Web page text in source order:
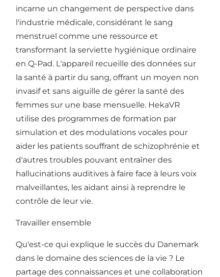
incarne un changement de perspective dans
l'industrie médicale, considérant le sang
menstruel comme une ressource et
transformant la serviette hygiénique ordinaire
en Q-Pad. L'appareil recueille des données sur
la santé à partir du sang, offrant un moyen non
invasif et sans aiguille de gérer la santé des
femmes sur une base mensuelle. HekaVR
utilise des programmes de formation par
simulation et des modulations vocales pour
aider les patients souffrant de schizophrénie et
d'autres troubles pouvant entraîner des
hallucinations auditives à faire face à leurs voix
malveillantes, les aidant ainsi à reprendre le
contrôle de leur vie.
Travailler ensemble
Qu'est-ce qui explique le succès du Danemark
dans le domaine des sciences de la vie ? Le
partage des connaissances et une collaboration